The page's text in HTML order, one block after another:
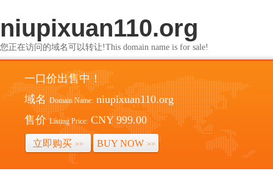
niupixuan110.org
您正在访问的域名可以转让!This domain name is for sale!
一口价出售中！
域名 Domain Name: niupixuan110.org
售价 Listing Price: CNY 999.00
立即购买 >> BUY NOW >>